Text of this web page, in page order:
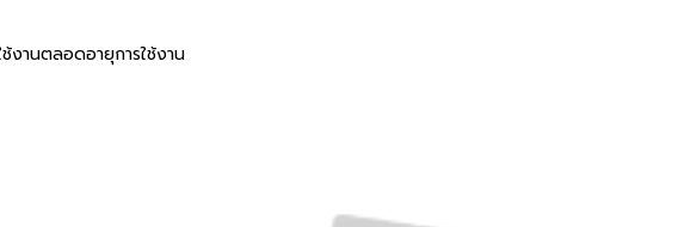
งานตลอดอายุการใช้งาน